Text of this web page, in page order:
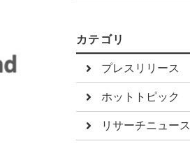
カテゴリ
プレスリリース
ホットトピック
リサーチニュース